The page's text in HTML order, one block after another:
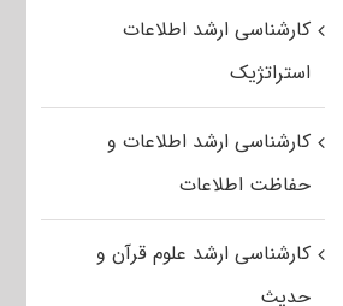
کارشناسی ارشد اطلاعات
استراتژیک
کارشناسی ارشد اطلاعات و
حفاظت اطلاعات
کارشناسی ارشد علوم قرآن و
حدیث